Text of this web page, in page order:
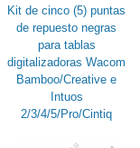
Kit de cinco (5) puntas
de repuesto negras
para tablas
digitalizadoras Wacom
Bamboo/Creative e
Intuos
2/3/4/5/Pro/Cintiq